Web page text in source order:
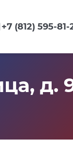
+7 (812) 595-81-
д.